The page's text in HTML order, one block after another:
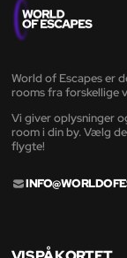
World of Escapes er
rooms fra forskellige
Vi giver oplysninger
room i din by. Vælg
flygte!